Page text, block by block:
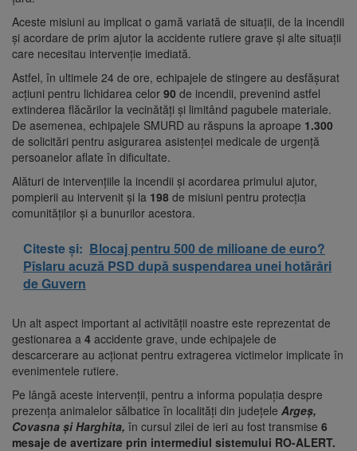
Aceste misiuni au implicat o gamă variată de situații, de la incendii
și acordare de prim ajutor la accidente rutiere grave și alte situații
care necesitau intervenție imediată.
Astfel, în ultimele 24 de ore, echipajele de stingere au desfășurat
acțiuni pentru lichidarea celor 90 de incendii, prevenind astfel
extinderea flăcărilor la vecinătăți și limitând pagubele materiale.
De asemenea, echipajele SMURD au răspuns la aproape 1.300
de solicitări pentru asigurarea asistenței medicale de urgență
persoanelor aflate în dificultate.
Alături de intervențiile la incendii și acordarea primului ajutor,
pompierii au intervenit și la 198 de misiuni pentru protecția
comunităților și a bunurilor acestora.
Citeste și: Blocaj pentru 500 de milioane de euro?
Pîslaru acuză PSD după suspendarea unei hotărâri
de Guvern
Un alt aspect important al activității noastre este reprezentat de
gestionarea a 4 accidente grave, unde echipajele de
descarcerare au acționat pentru extragerea victimelor implicate în
evenimentele rutiere.
Pe lângă aceste intervenții, pentru a informa populația despre
prezența animalelor sălbatice în localități din județele Argeș,
Covasna și Harghita, în cursul zilei de ieri au fost transmise 6
mesaje de avertizare prin intermediul sistemului RO-ALERT.